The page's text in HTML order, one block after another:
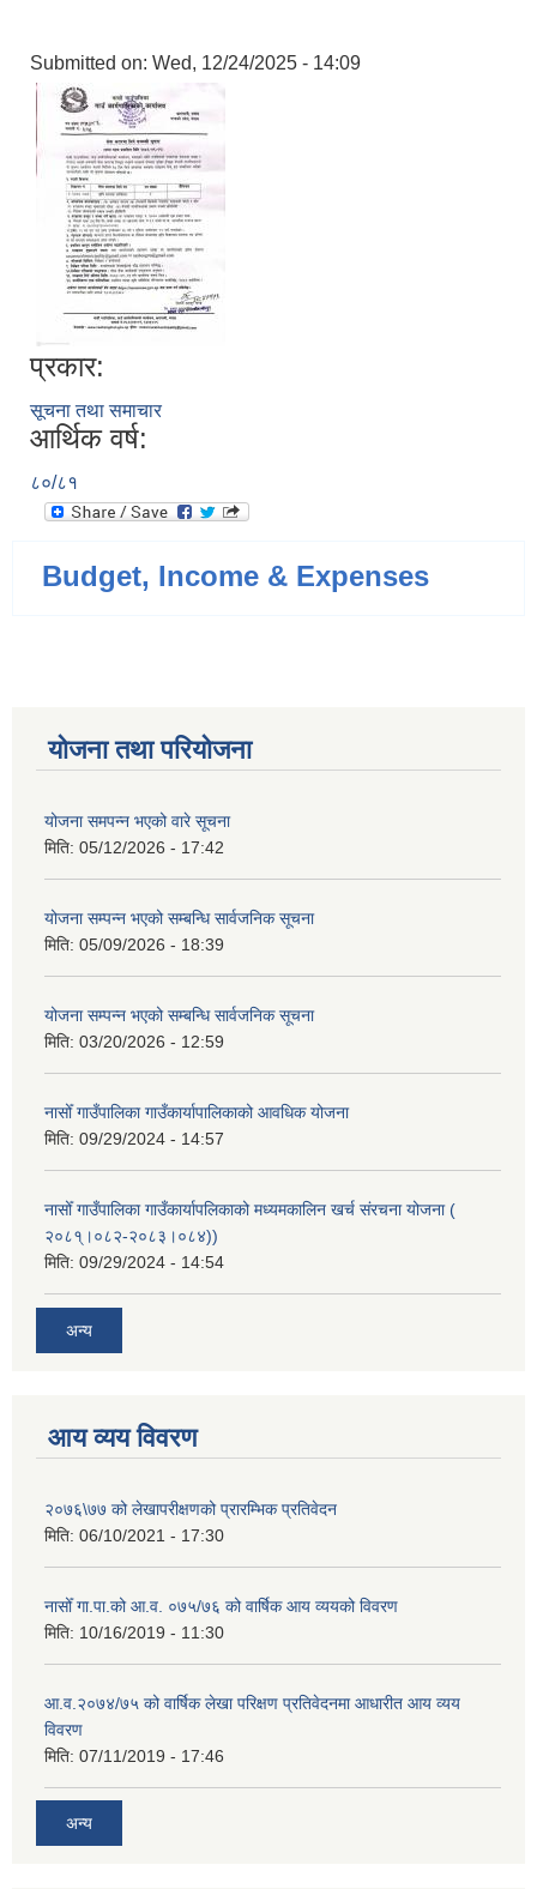
Submitted on: Wed, 12/24/2025 - 14:09
प्रकार:
सूचना तथा समाचार
आर्थिक वर्ष:
८०/८१
Budget, Income & Expenses
योजना तथा परियोजना
योजना समपन्न भएको वारे सूचना
मिति: 05/12/2026 - 17:42
योजना सम्पन्न भएको सम्बन्धि सार्वजनिक सूचना
मिति: 05/09/2026 - 18:39
योजना सम्पन्न भएको सम्बन्धि सार्वजनिक सूचना
मिति: 03/20/2026 - 12:59
नासोँ गाउँपालिका गाउँकार्यापालिकाको आवधिक योजना
मिति: 09/29/2024 - 14:57
नासोँ गाउँपालिका गाउँकार्यापलिकाको मध्यमकालिन खर्च संरचना योजना (
२०८१्।०८२-२०८३।०८४))
मिति: 09/29/2024 - 14:54
अन्य
आय व्यय विवरण
२०७६\७७ को लेखापरीक्षणको प्रारम्भिक प्रतिवेदन
मिति: 06/10/2021 - 17:30
नासोँ गा.पा.को आ.व. ०७५/७६ को वार्षिक आय व्ययको विवरण
मिति: 10/16/2019 - 11:30
आ.व.२०७४/७५ को वार्षिक लेखा परिक्षण प्रतिवेदनमा आधारीत आय व्यय
विवरण
मिति: 07/11/2019 - 17:46
अन्य